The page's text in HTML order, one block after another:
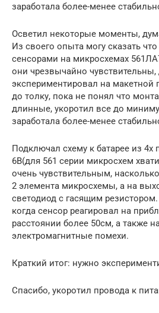
заработала более-менее
Осветил некоторые моменты,
Из своего опыта могу сказать что
сенсорами на микросхемах
они чрезвычайно чувствительны,
экспериментировал на макетной
до толку, пока не понял что
длинные, укоротил все до
заработала более-менее
Подключал схему к батарее из 4х
6В(для 561 серии микросхем
очень чувствительным,
2 элемента микросхемы, а на
светодиод с гасящим
когда сенсор реагировал на
расстоянии более 50см, а также
электромагнитные помехи.
Краткий итог: нужно
Спасибо, укоротил провода к